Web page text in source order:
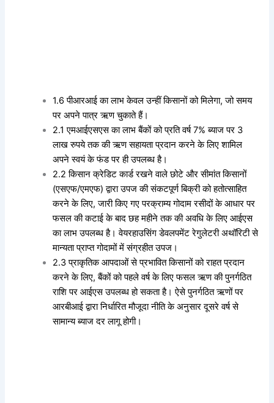
1.6 पीआरआई का लाभ केवल उन्हीं किसानों को मिलेगा, जो समय
पर अपने पात्र ऋण चुकाते हैं।
2.1 एमआईएसएस का लाभ बैंकों को प्रति वर्ष 7% ब्याज पर 3
लाख रुपये तक की ऋण सहायता प्रदान करने के लिए शामिल
अपने स्वयं के फंड पर ही उपलब्ध है।
2.2 किसान क्रेडिट कार्ड रखने वाले छोटे और सीमांत किसानों
(एसएफ/एमएफ) द्वारा उपज की संकटपूर्ण बिक्री को हतोत्साहित
करने के लिए, जारी किए गए परक्राम्य गोदाम रसीदों के आधार पर
फसल की कटाई के बाद छह महीने तक की अवधि के लिए आईएस
का लाभ उपलब्ध है। वेयरहाउसिंग डेवलपमेंट रेगुलेटरी अथॉरिटी से
मान्यता प्राप्त गोदामों में संग्रहीत उपज।
2.3 प्राकृतिक आपदाओं से प्रभावित किसानों को राहत प्रदान
करने के लिए, बैंकों को पहले वर्ष के लिए फसल ऋण की पुनर्गठित
राशि पर आईएस उपलब्ध हो सकता है। ऐसे पुनर्गठित ऋणों पर
आरबीआई द्वारा निर्धारित मौजूदा नीति के अनुसार दूसरे वर्ष से
सामान्य ब्याज दर लागू होगी।